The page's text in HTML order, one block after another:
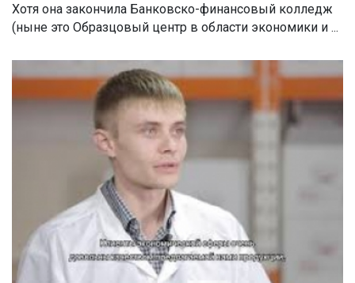
Хотя она закончила Банковско-финансовый колледж
(ныне это Образцовый центр в области экономики и ...